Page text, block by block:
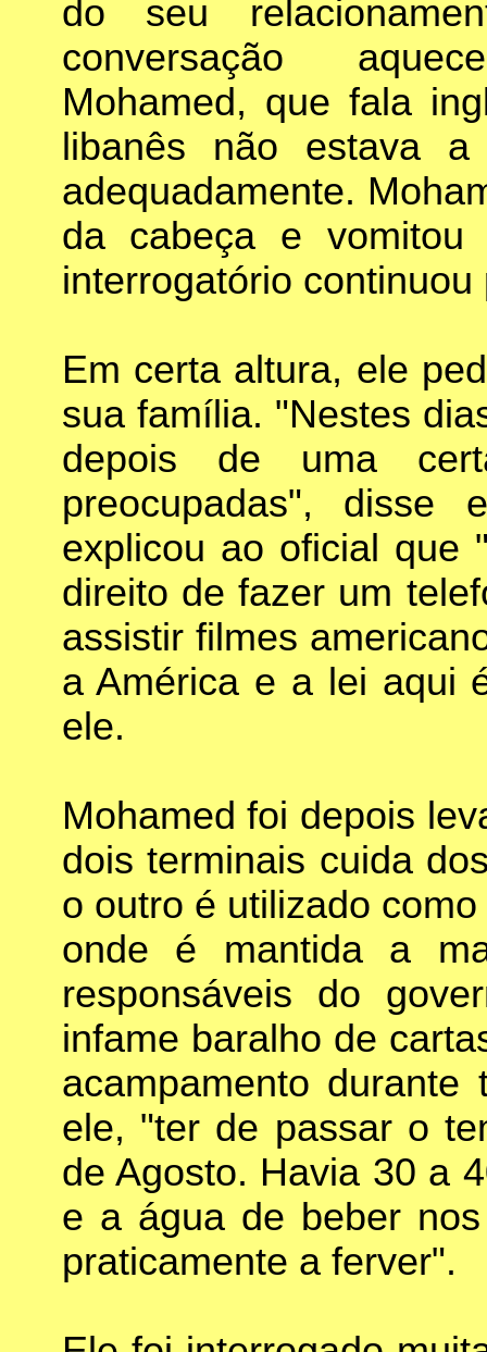
do seu
conversação
Mohamed, que fala
libanês não estava
adequadamente.
da cabeça e
interrogatório
Em certa altura, ele
sua família. "Nestes
depois de uma
preocupadas", disse
explicou ao oficial que
direito de fazer um
assistir filmes
a América e a lei aqui
ele.
Mohamed foi depois
dois terminais cuida
o outro é utilizado
onde é mantida a
responsáveis do
infame baralho de
acampamento
ele, "ter de passar o
de Agosto. Havia 30 a
e a água de beber
praticamente a ferver".